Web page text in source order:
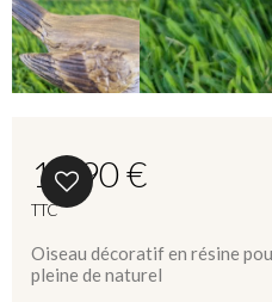
14,90 €
TTC
Oiseau décoratif en résine
pleine de naturel